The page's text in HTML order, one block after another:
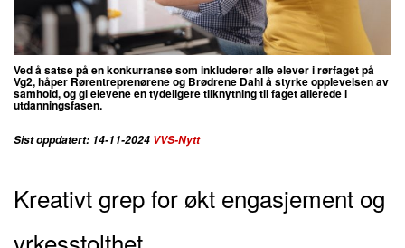
Ved å satse på en konkurranse som inkluderer alle elever i rørfaget på
Vg2, håper Rørentreprenørene og Brødrene Dahl å styrke opplevelsen av
samhold, og gi elevene en tydeligere tilknytning til faget allerede i
utdanningsfasen.
Sist oppdatert: 14-11-2024 VVS-Nytt
Kreativt grep for økt engasjement og